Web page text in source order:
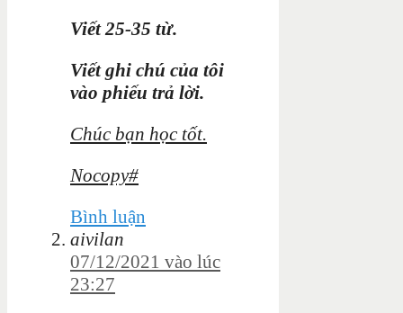
Viết 25-35 từ.
Viết ghi chú của tôi
vào phiếu trả lời.
Chúc bạn học tốt.
Nocopy#
Bình luận
aivilan
07/12/2021 vào lúc
23:27